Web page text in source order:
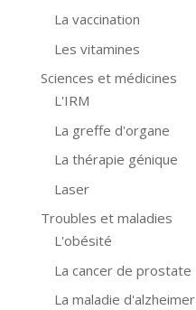
La vaccination
Les vitamines
Sciences et médicines
L'IRM
La greffe d'organe
La thérapie génique
Laser
Troubles et maladies
L'obésité
La cancer de prostate
La maladie d'alzheimer